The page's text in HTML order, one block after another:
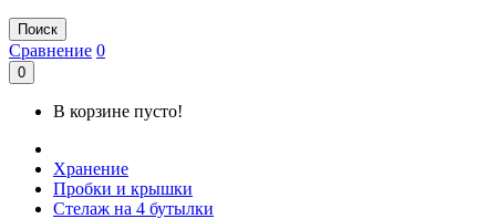
Поиск
Сравнение 0
0
В корзине пусто!
Хранение
Пробки и крышки
Стелаж на 4 бутылки